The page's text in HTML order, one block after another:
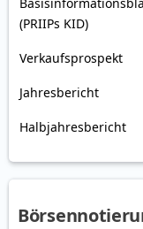
(PRIIPs KID)
Verkaufsprospekt
Jahresbericht
Halbjahresbericht